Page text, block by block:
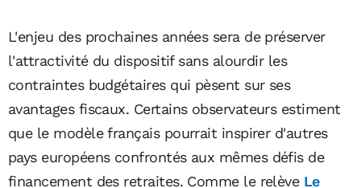
L'enjeu des prochaines années sera de préserver
l'attractivité du dispositif sans alourdir les
contraintes budgétaires qui pèsent sur ses
avantages fiscaux. Certains observateurs estiment
que le modèle français pourrait inspirer d'autres
pays européens confrontés aux mêmes défis de
financement des retraites. Comme le relève Le